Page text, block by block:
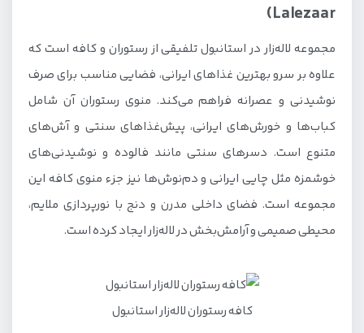
Lalezaar)
مجموعه لاله‌زار در استانبول تلفیقی از رستوران و کافه است که
علاوه بر سرو بهترین غذاهای ایرانی، فضایی مناسب برای صرف
نوشیدنی و عصرانه فراهم می‌کند. منوی رستوران آن شامل
کباب‌ها و خورش‌های ایرانی، پیش‌غذاهای سنتی و آش‌های
متنوع است. دسرهای سنتی مانند فالوده و نوشیدنی‌های
خوشمزه مثل چایی ایرانی و دم‌نوش‌ها نیز جزء منوی کافه این
مجموعه است. فضای داخلی مدرن و دنج با نورپردازی ملایم،
محیطی صمیمی و آرامش‌بخش در لاله‌زار ایجاد کرده است.
کافه رستوران لاله‌زار استانبول